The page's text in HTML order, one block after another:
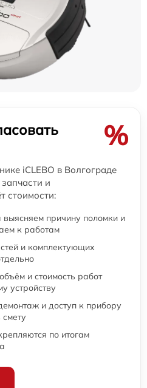
%
iCLEBO в Волгограде
и
стоимости:
выясняем причину поломки и
к работам
и комплектующих
объём и стоимость работ
устройству
и доступ к прибору
по итогам